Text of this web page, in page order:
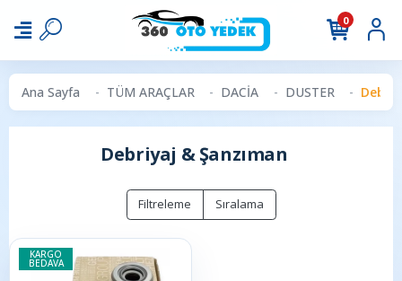
0
Ana Sayfa TÜM ARAÇLAR DACİA DUSTER
Debriyaj & Şanzıman
Filtreleme Sıralama
KARGO
BEDAVA